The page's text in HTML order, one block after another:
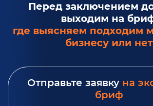
Перед заключением
выходим на
где выясняем подходим
бизнесу или нет
Отправьте заявку на
бриф